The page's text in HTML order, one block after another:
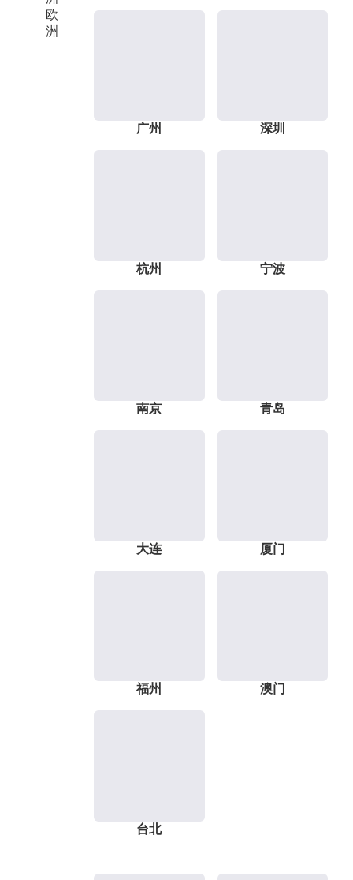
欧
洲
广州 深圳
杭州 宁波
南京 青岛
大连 厦门
福州 澳门
台北